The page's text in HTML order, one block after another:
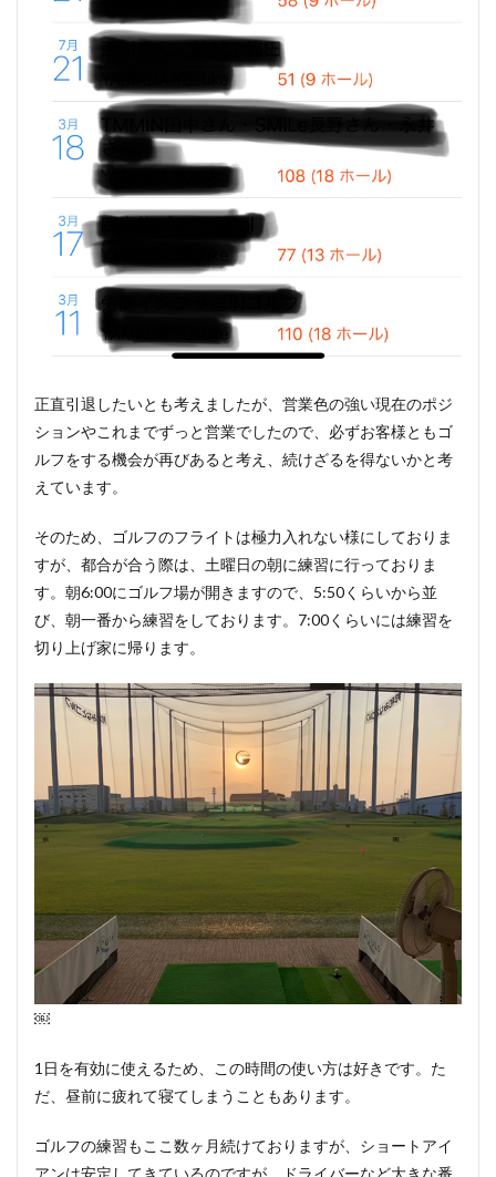
正直引退したいとも考えましたが、営業色の強い現在のポジ
ションやこれまでずっと営業でしたので、必ずお客様ともゴ
ルフをする機会が再びあると考え、続けざるを得ないかと考
えています。
そのため、ゴルフのフライトは極力入れない様にしておりま
すが、都合が合う際は、土曜日の朝に練習に行っておりま
す。朝6:00にゴルフ場が開きますので、5:50くらいから並
び、朝一番から練習をしております。7:00くらいには練習を
切り上げ家に帰ります。
￼
1日を有効に使えるため、この時間の使い方は好きです。た
だ、昼前に疲れて寝てしまうこともあります。
ゴルフの練習もここ数ヶ月続けておりますが、ショートアイ
アンは安定してきているのですが、ドライバーなど大きな番